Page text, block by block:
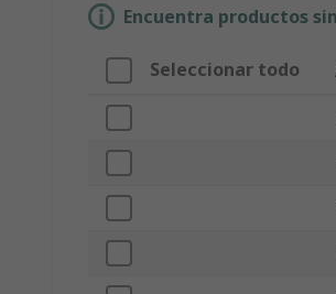
Encuentra productos
Seleccionar todo